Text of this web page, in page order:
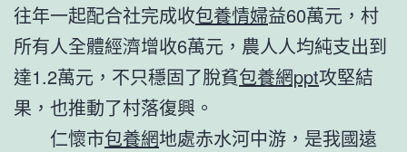
往年一起配合社完成收包養情婦益60萬元，村
所有人全體經濟增收6萬元，農人人均純支出到
達1.2萬元，不只穩固了脫貧包養網ppt攻堅結
果，也推動了村落復興。
仁懷市包養網地處赤水河中游，是我國遠